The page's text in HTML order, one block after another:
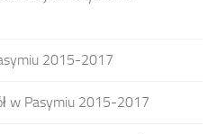
2015-2017
w Pasymiu 2015-2017